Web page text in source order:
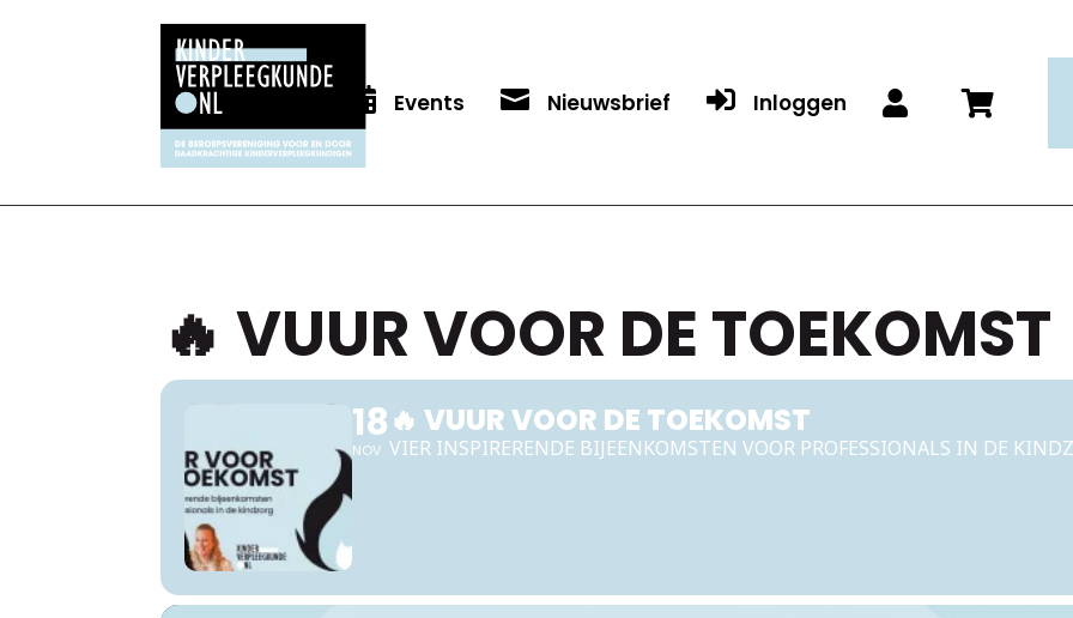
 Events  Nieuwsbrief  Inloggen  
🔥 VUUR VOOR DE TOEKOMST
18
NOV
🔥 VUUR VOOR DE TOEKOMST
VIER INSPIRERENDE BIJEENKOMSTEN VOOR PROFESSIONALS IN DE